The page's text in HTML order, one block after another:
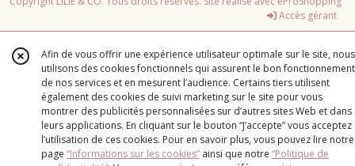
Accès gérant
Afin de vous offrir une expérience utilisateur optimale sur le site, nous
utilisons des cookies fonctionnels qui assurent le bon fonctionnement
de nos services et en mesurent l’audience. Certains tiers utilisent
également des cookies de suivi marketing sur le site pour vous
montrer des publicités personnalisées sur d’autres sites Web et dans
leurs applications. En cliquant sur le bouton “J’accepte” vous acceptez
l’utilisation de ces cookies. Pour en savoir plus, vous pouvez lire notre
page “Informations sur les cookies” ainsi que notre “Politique de